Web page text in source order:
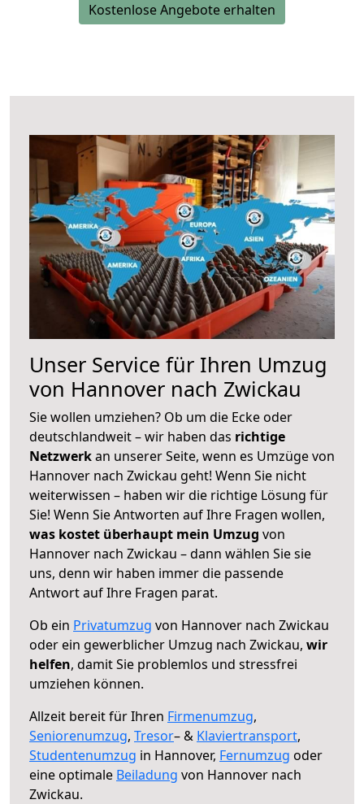
Kostenlose Angebote erhalten
Unser Service für Ihren Umzug
von Hannover nach Zwickau
Sie wollen umziehen? Ob um die Ecke oder
deutschlandweit – wir haben das richtige
Netzwerkan unserer Seite, wenn es Umzüge von
Hannover nach Zwickau geht! Wenn Sie nicht
weiterwissen – haben wir die richtige Lösung für
Sie! Wenn Sie Antworten auf Ihre Fragen wollen,
was kostet überhaupt mein Umzug von
Hannover nach Zwickau – dann wählen Sie sie
uns, denn wir haben immer die passende
Antwort auf Ihre Fragen parat.
Ob ein Privatumzug von Hannover nach Zwickau
oder ein gewerblicher Umzug nach Zwickau, wir
helfen, damit Sie problemlos und stressfrei
umziehen können.
Allzeit bereit für Ihren Firmenumzug,
Seniorenumzug, Tresor– & Klaviertransport,
Studentenumzug in Hannover, Fernumzug oder
eine optimale Beiladung von Hannover nach
Zwickau.